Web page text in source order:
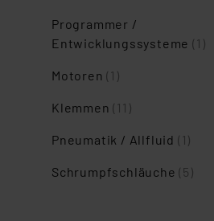
Programmer /
Entwicklungssysteme(1)
Motoren(1)
Klemmen(11)
Pneumatik / Allfluid (1)
Schrumpfschläuche(5)